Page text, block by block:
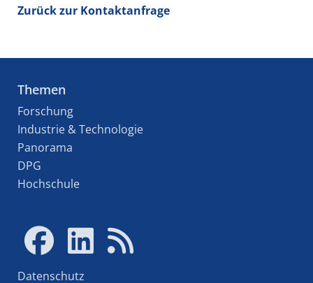
Zurück zur Kontaktanfrage
Themen
Forschung
Industrie & Technologie
Panorama
DPG
Hochschule
Datenschutz